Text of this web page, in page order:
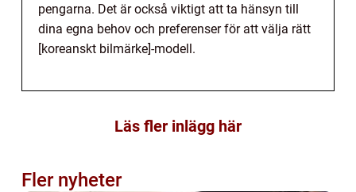
pengarna. Det är också viktigt att ta hänsyn till
dina egna behov och preferenser för att välja rätt
[koreanskt bilmärke]-modell.
Läs fler inlägg här
Fler nyheter